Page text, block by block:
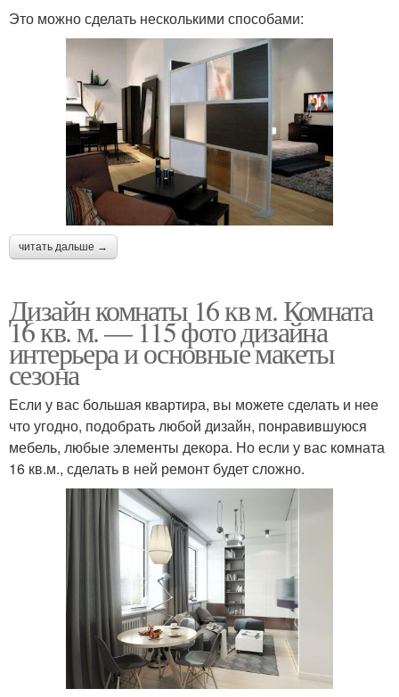
Это можно сделать несколькими способами:
читать дальше →
Дизайн комнаты 16 кв м. Комната
16 кв. м. — 115 фото дизайна
интерьера и основные макеты
сезона
Если у вас большая квартира, вы можете сделать и нее
что угодно, подобрать любой дизайн, понравившуюся
мебель, любые элементы декора. Но если у вас комната
16 кв.м., сделать в ней ремонт будет сложно.